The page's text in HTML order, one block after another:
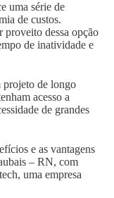
uma série de
de custos.
proveito dessa opção
de inatividade e
projeto de longo
acesso a
de grandes
e as vantagens
– RN, com
uma empresa